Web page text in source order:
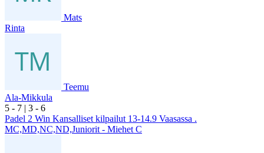
Mats
Rinta
Teemu
Ala-Mikkula
5 - 7 | 3 - 6
Padel 2 Win Kansalliset kilpailut 13-14.9 Vaasassa .
MC,MD,NC,ND,Juniorit - Miehet C